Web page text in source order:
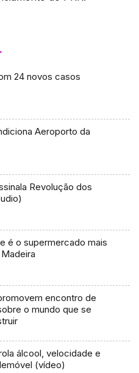
24 novos casos
Aeroporto da
Revolução dos
é o supermercado mais
encontro de
o mundo que se
álcool, velocidade e
(vídeo)